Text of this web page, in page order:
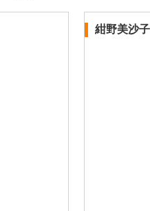
紺野美沙子